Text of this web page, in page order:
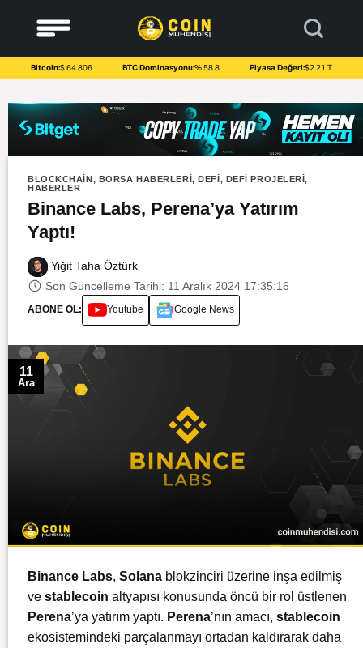
content
Bitcoin:$ 64.806 BTC Dominasyonu:% 58.8 Piyasa Değeri:$2.21 T
BLOCKCHAIN, BORSA HABERLERI,DEFİ, DEFI PROJELERI,
HABERLER
Binance Labs, Perena’ya Yatırım
Yaptı!
Yiğit Taha Öztürk
Son Güncelleme Tarihi: 11 Aralık 2024 17:35:16
ABONE OL: Youtube Google News
11
Ara
Binance Labs, Solana blokzinciri üzerine inşa edilmiş
ve stablecoin altyapısı konusunda öncü bir rol üstlenen
Perena’ya yatırım yaptı. Perena’nın amacı, stablecoin
ekosistemindeki parçalanmayı ortadan kaldırarak daha